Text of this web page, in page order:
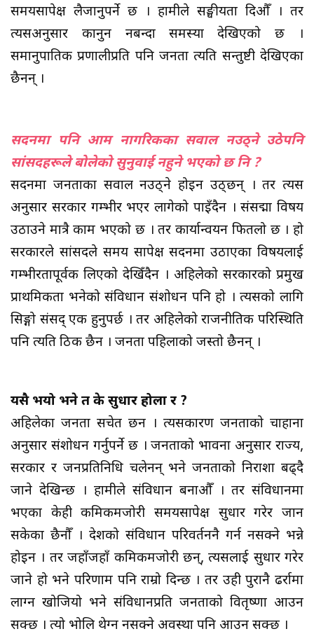
समयसापेक्ष लैजानुपर्ने छ । हामीले सङ्घीयता दिऔँ । तर
त्यसअनुसार कानुन नबन्दा समस्या देखिएको छ ।
समानुपातिक प्रणालीप्रति पनि जनता त्यति सन्तुष्टी देखिएका
छैनन् ।
सदनमा पनि आम नागरिकका सवाल नउठ्ने उठेपनि
सांसदहरूले बोलेको सुनुवाई नहुने भएको छ नि ?
सदनमा जनताका सवाल नउठ्ने होइन उठ्छन् । तर त्यस
अनुसार सरकार गम्भीर भएर लागेको पाइँदैन । संसद्मा विषय
उठाउने मात्रै काम भएको छ । तर कार्यान्वयन फितलो छ । हो
सरकारले सांसदले समय सापेक्ष सदनमा उठाएका विषयलाई
गम्भीरतापूर्वक लिएको देखिँदैन । अहिलेको सरकारको प्रमुख
प्राथमिकता भनेको संविधान संशोधन पनि हो । त्यसको लागि
सिङ्गो संसद् एक हुनुपर्छ । तर अहिलेको राजनीतिक परिस्थिति
पनि त्यति ठिक छैन । जनता पहिलाको जस्तो छैनन् ।
यसै भयो भने त के सुधार होला र ?
अहिलेका जनता सचेत छन । त्यसकारण जनताको चाहाना
अनुसार संशोधन गर्नुपर्ने छ । जनताको भावना अनुसार राज्य,
सरकार र जनप्रतिनिधि चलेनन् भने जनताको निराशा बढ्दै
जाने देखिन्छ । हामीले संविधान बनाऔँ । तर संविधानमा
भएका केही कमिकमजोरी समयसापेक्ष सुधार गरेर जान
सकेका छैनौँ । देशको संविधान परिवर्तननै गर्न नसक्ने भन्ने
होइन । तर जहाँजहाँ कमिकमजोरी छन्, त्यसलाई सुधार गरेर
जाने हो भने परिणाम पनि राम्रो दिन्छ । तर उही पुरानै ढर्रामा
लाग्न खोजियो भने संविधानप्रति जनताको वितृष्णा आउन
सक्छ । त्यो भोलि थेग्न नसक्ने अवस्था पनि आउन सक्छ ।